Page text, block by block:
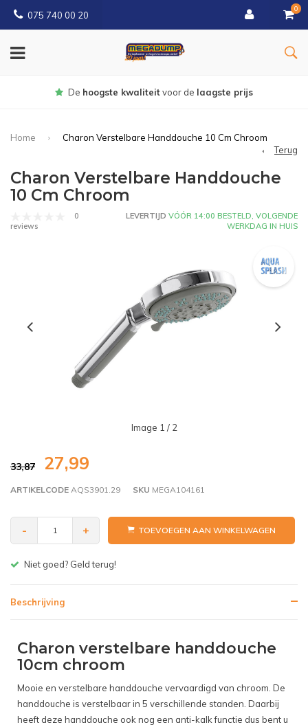
075 740 00 20
0
Gratisbezorgd vanaf € 150
Home
Charon Verstelbare Handdouche 10 Cm Chroom
Terug
Charon Verstelbare Handdouche
10 Cm Chroom
0
reviews
LEVERTIJD VÓÓR 14:00 BESTELD, VOLGENDE
WERKDAG IN HUIS
Image 1 / 2
33,87 27,99
ARTIKELCODE AQS3901.29 SKU MEGA104161
- + TOEVOEGEN AAN WINKELWAGEN
Gratis bezorgen v.a. € 150,- (NL)
Beschrijving
Charon verstelbare handdouche
10cm chroom
Mooie en verstelbare handdouche vervaardigd van chroom. De
handdouche is verstelbaar in 5 verschillende standen. Daarbij
heeft deze handdouche ook nog een anti-kalk functie dus bent u